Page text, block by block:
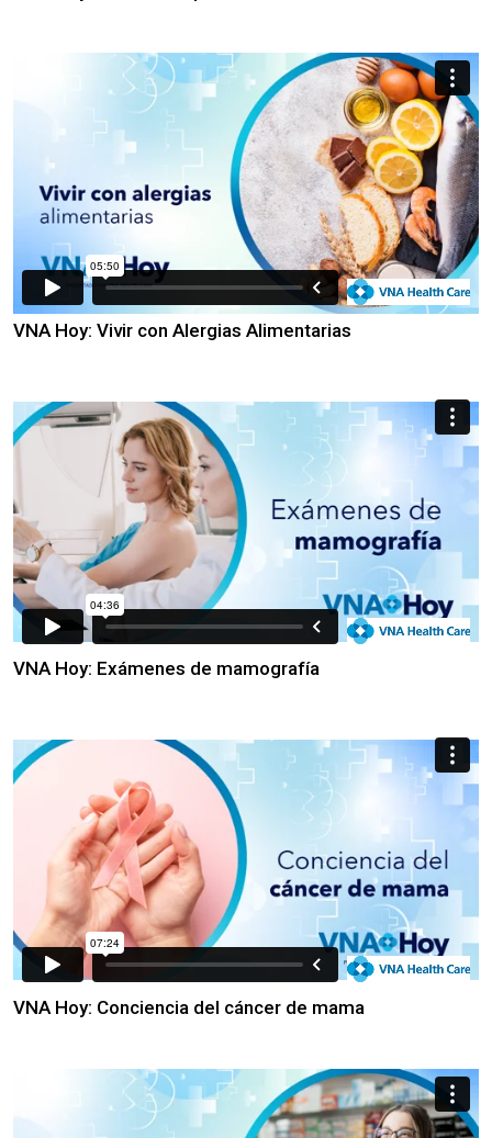
VNA Hoy: Vivir con Alergias Alimentarias
VNA Hoy: Exámenes de mamografía
VNA Hoy: Conciencia del cáncer de mama